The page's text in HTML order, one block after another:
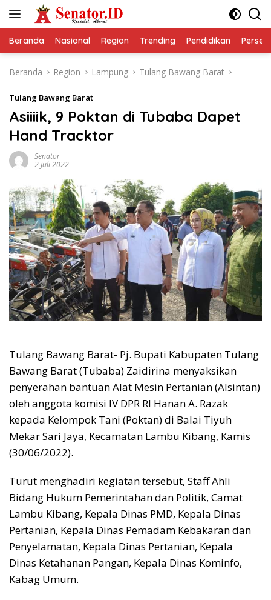
Beranda Nasional Region Trending Pendidikan
Beranda Region Lampung Tulang Bawang Barat
Tulang Bawang Barat
Asiiiik, 9 Poktan di Tubaba Dapet
Hand Tracktor
Senator
2 Juli 2022
Tulang Bawang Barat- Pj. Bupati Kabupaten Tulang
Bawang Barat (Tubaba) Zaidirina menyaksikan
penyerahan bantuan Alat Mesin Pertanian (Alsintan)
oleh anggota komisi IV DPR RI Hanan A. Razak
kepada Kelompok Tani (Poktan) di Balai Tiyuh
Mekar Sari Jaya, Kecamatan Lambu Kibang, Kamis
(30/06/2022).
Turut menghadiri kegiatan tersebut, Staff Ahli
Bidang Hukum Pemerintahan dan Politik, Camat
Lambu Kibang, Kepala Dinas PMD, Kepala Dinas
Pertanian, Kepala Dinas Pemadam Kebakaran dan
Penyelamatan, Kepala Dinas Pertanian, Kepala
Dinas Ketahanan Pangan, Kepala Dinas Kominfo,
Kabag Umum.